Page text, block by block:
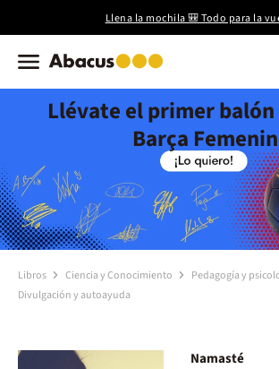
Llena la mochila 🎒 Todo para la
Llévate el primer
Barça
Libros Ciencia y Conocimiento
Pedagogía y
Divulgación y autoayuda
Namasté